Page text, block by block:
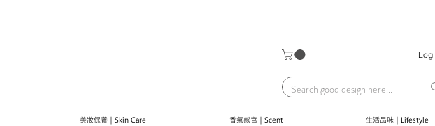
Log
美妝保養｜Skin Care 香氣感官｜Scent 生活品味｜Lifestyle